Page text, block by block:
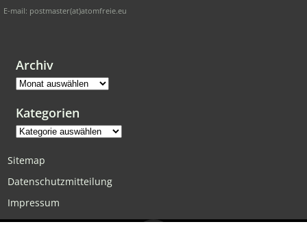
E-mail: postmaster(at)atomfreie.eu
Archiv
Archiv
Kategorien
Kategorien
Sitemap
Datenschutzmitteilung
Impressum